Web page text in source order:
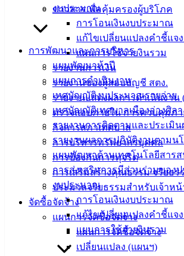
งบประมาณ
การโอนเงินงบประมาณ
แก้ไขเปลี่ยนแปลงคำชี้แจ
แผนการใช้จ่ายงินรวม
รายงานการเงิน
รายงานของผู้สอบบัญชี สตง.
รายงานแสดงผลการดำเนินงา
ตรวจสอบภายใน การควบคุมภา
กิจการสภาเทศบาล
การบริหารทรัพยากรบุคคล
การป้องกันการทุจริต
การเสริมสร้างคุณธรรม จริยธร
ประมวลจริยธรรมสำหรับเจ้าห
จัดซื้อจัดจ้าง
แผนการจัดซื้อจัดจ้าง
แผนการจัดซื้อจัดจ้าง
เปลี่ยนแปลง (แผนฯ)
ข่าวสารเพื่อคุ้มครองผู้บริโภค
การพัฒนาและการบริหาร
แผนพัฒนาห้าปี
แผนการดำเนินงาน
เทศบัญญัติงบประมาณรายจ่าย
เทศบัญญัติเทศบาลเมืองอ่างศิลา
รายงานการติดตามและประเมิน
รายงานผลการปฏิบัติงานตามน
แผนพัฒนาด้านเทคโนโลยีสารส
การส่งเสริมการมีส่วนร่วมของ
งบประมาณ
การโอนเงินงบประมาณ
แก้ไขเปลี่ยนแปลงคำชี้แจ
แผนการใช้จ่ายงินรวม